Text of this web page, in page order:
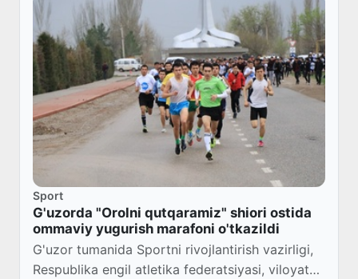
Sport
G'uzorda "Orolni qutqaramiz" shiori ostida
ommaviy yugurish marafoni o'tkazildi
G'uzor tumanida Sportni rivojlantirish vazirligi,
Respublika engil atletika federatsiyasi, viloyat